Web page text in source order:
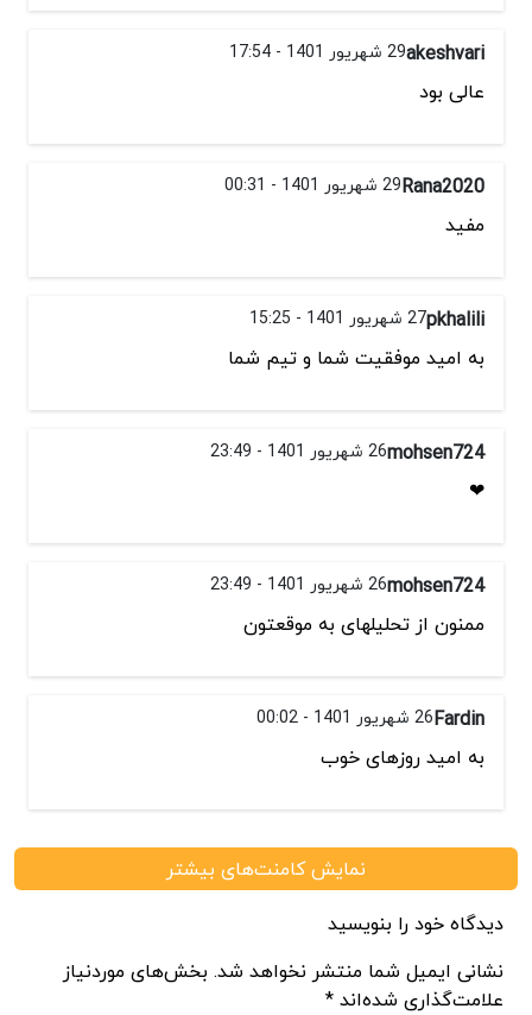
akeshvari29 شهریور 1401 - 17:54
عالی بود
Rana202029 شهریور 1401 - 00:31
مفید
pkhalili27 شهریور 1401 - 15:25
به امید موفقیت شما و تیم شما
mohsen72426 شهریور 1401 - 23:49
❤
mohsen72426 شهریور 1401 - 23:49
ممنون از تحلیلهای به موقعتون
Fardin26 شهریور 1401 - 00:02
به امید روزهای خوب
نمایش کامنت‌های بیشتر
دیدگاه خود را بنویسید
نشانی ایمیل شما منتشر نخواهد شد. بخش‌های موردنیاز
علامت‌گذاری شده‌اند *